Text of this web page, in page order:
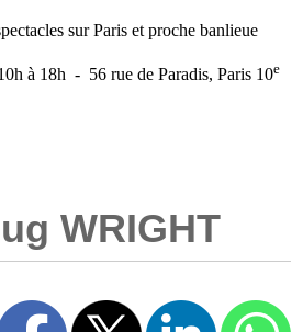
sur Paris et proche banlieue
à 18h - 56 rue de Paradis, Paris 10e
WRIGHT